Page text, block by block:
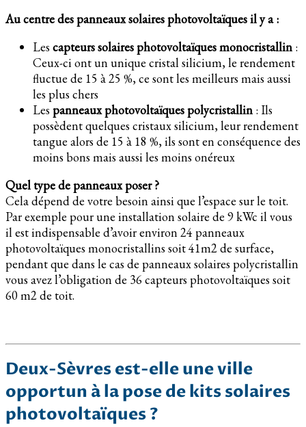
Au centre des panneaux solaires photovoltaïques il y a :
Les capteurs solaires photovoltaïques monocristallin :
Ceux-ci ont un unique cristal silicium, le rendement
fluctue de 15 à 25 %, ce sont les meilleurs mais aussi
les plus chers
Les panneaux photovoltaïques polycristallin : Ils
possèdent quelques cristaux silicium, leur rendement
tangue alors de 15 à 18 %, ils sont en conséquence des
moins bons mais aussi les moins onéreux
Quel type de panneaux poser ?
Cela dépend de votre besoin ainsi que l’espace sur le toit.
Par exemple pour une installation solaire de 9 kWc il vous
il est indispensable d’avoir environ 24 panneaux
photovoltaïques monocristallins soit 41m2 de surface,
pendant que dans le cas de panneaux solaires polycristallin
vous avez l’obligation de 36 capteurs photovoltaïques soit
60 m2 de toit.
Deux-Sèvres est-elle une ville
opportun à la pose de kits solaires
photovoltaïques ?